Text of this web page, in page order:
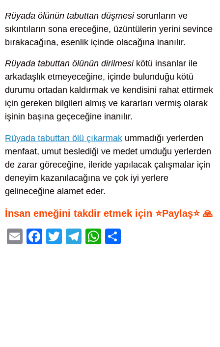
Rüyada ölünün tabuttan düşmesisorunların ve
sıkıntıların sona ereceğine, üzüntülerin yerini sevince
bırakacağına, esenlik içinde olacağına inanılır.
Rüyada tabuttan ölünün dirilmesikötü insanlar ile
arkadaşlık etmeyeceğine, içinde bulunduğu kötü
durumu ortadan kaldırmak ve kendisini rahat ettirmek
için gereken bilgileri almış ve kararları vermiş olarak
işinin başına geçeceğine inanılır.
Rüyada tabuttan ölü çıkarmak ummadığı yerlerden
menfaat, umut beslediği ve medet umduğu yerlerden
de zarar göreceğine, ileride yapılacak çalışmalar için
deneyim kazanılacağına ve çok iyi yerlere
gelineceğine alamet eder.
İnsan emeğini takdir etmek için ⭐Paylaş⭐ 🙏
E
F
T
T
W